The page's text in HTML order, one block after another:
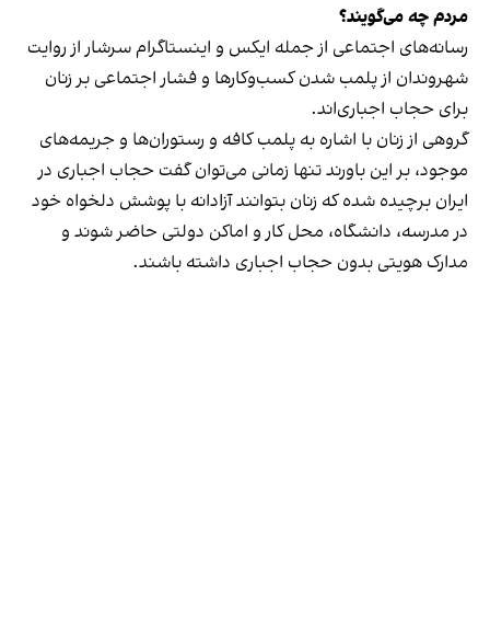
مردم چه می‌گویند؟
رسانه‎‌های اجتماعی از جمله ایکس و اینستاگرام سرشار از روایت
شهروندان از پلمب شدن کسب‌وکارها و فشار اجتماعی بر زنان
برای حجاب اجباری‌اند.
گروهی از زنان با اشاره به پلمب کافه و رستوران‌ها و جریمه‌های
موجود، بر این باورند تنها زمانی می‌توان گفت حجاب اجباری در
ایران برچیده شده که زنان بتوانند آزادانه با پوشش دلخواه خود
در مدرسه، دانشگاه، محل کار و اماکن دولتی حاضر شوند و
مدارک هویتی بدون حجاب اجباری داشته باشند.